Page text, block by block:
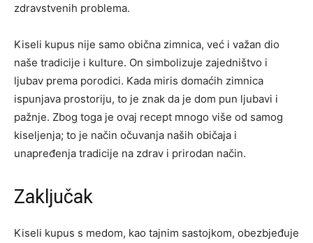
zdravstvenih problema.
Kiseli kupus nije samo obična zimnica, već i važan dio
naše tradicije i kulture. On simbolizuje zajedništvo i
ljubav prema porodici. Kada miris domaćih zimnica
ispunjava prostoriju, to je znak da je dom pun ljubavi i
pažnje. Zbog toga je ovaj recept mnogo više od samog
kiseljenja; to je način očuvanja naših običaja i
unapređenja tradicije na zdrav i prirodan način.
Zaključak
Kiseli kupus s medom, kao tajnim sastojkom, obezbjeđuje